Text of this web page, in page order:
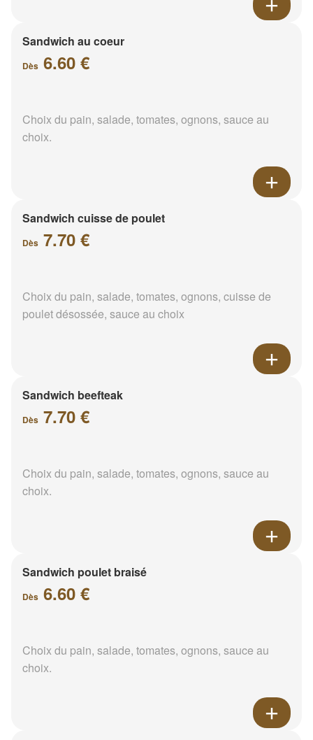
Sandwich au coeur
Dès 6.60 €
Choix du pain, salade, tomates, ognons, sauce au
choix.
Sandwich cuisse de poulet
Dès 7.70 €
Choix du pain, salade, tomates, ognons, cuisse de
poulet désossée, sauce au choix
Sandwich beefteak
Dès 7.70 €
Choix du pain, salade, tomates, ognons, sauce au
choix.
Sandwich poulet braisé
Dès 6.60 €
Choix du pain, salade, tomates, ognons, sauce au
choix.